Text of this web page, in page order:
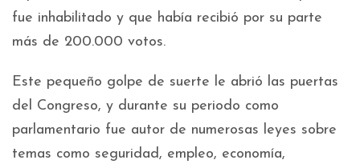
fue inhabilitado y que había recibió por su parte
más de 200.000 votos.
Este pequeño golpe de suerte le abrió las puertas
del Congreso, y durante su periodo como
parlamentario fue autor de numerosas leyes sobre
temas como seguridad, empleo, economía,